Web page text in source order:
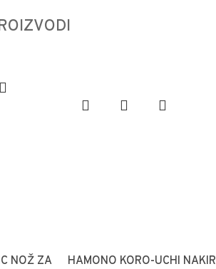
NOŽ ZA
HAMONO KORO-UCHI